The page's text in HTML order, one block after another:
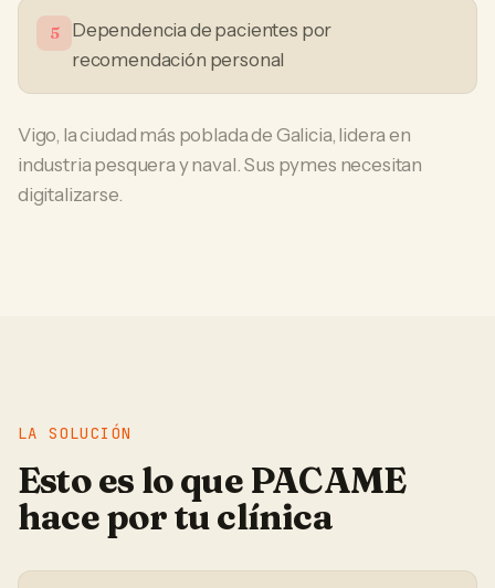
5
Dependencia de pacientes por
recomendación personal
Vigo, la ciudad más poblada de Galicia, lidera en
industria pesquera y naval. Sus pymes necesitan
digitalizarse.
LA SOLUCIÓN
Esto es lo que PACAME
hace por tuclínica